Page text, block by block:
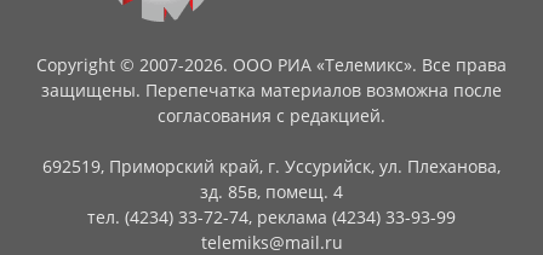
Copyright © 2007-2026. ООО РИА «Телемикс». Все права
защищены. Перепечатка материалов возможна после
согласования с редакцией.
692519, Приморский край, г. Уссурийск, ул. Плеханова,
зд. 85в, помещ. 4
тел. (4234) 33-72-74, реклама (4234) 33-93-99
telemiks@mail.ru